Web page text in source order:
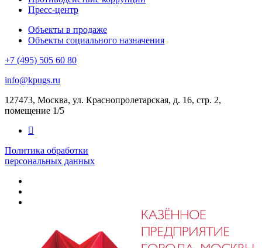
Пресс-центр
Объекты в продаже
Объекты социального назначения
+7 (495) 505 60 80
info@kpugs.ru
127473, Москва, ул. Краснопролетарская, д. 16, стр. 2,
помещение 1/5
Политика обработки
персональных данных